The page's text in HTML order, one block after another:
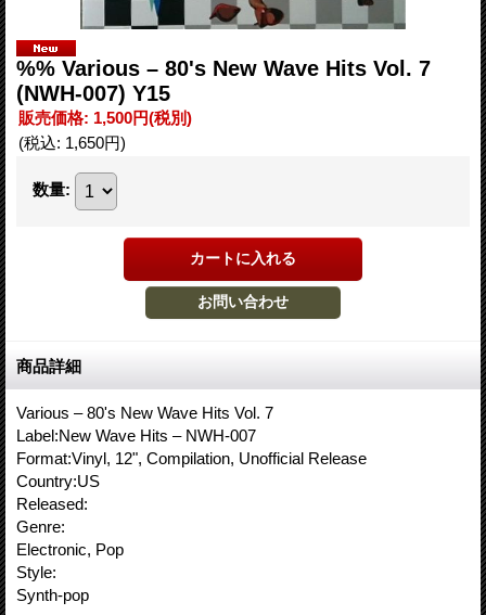
%% Various – 80's New Wave Hits Vol. 7
(NWH-007) Y15
販売価格: 1,500円(税別)
(税込: 1,650円)
数量:
商品詳細
Various ‎– 80's New Wave Hits Vol. 7
Label:New Wave Hits ‎– NWH-007
Format:Vinyl, 12", Compilation, Unofficial Release
Country:US
Released:
Genre:
Electronic, Pop
Style:
Synth-pop